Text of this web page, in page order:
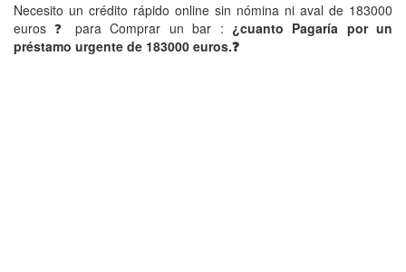
Necesito un crédito rápido online sin nómina ni aval de 183000
euros ❓ para Comprar un bar : ¿cuanto Pagaría por un
préstamo urgente de 183000 euros.❓